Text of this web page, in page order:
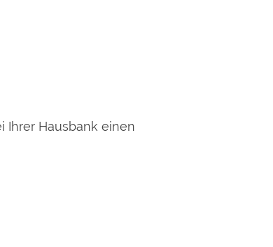
Ihrer Hausbank einen